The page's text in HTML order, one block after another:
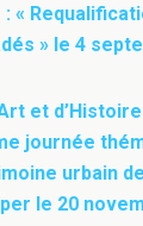
«
» le 4
et
journée
urbain
le 20